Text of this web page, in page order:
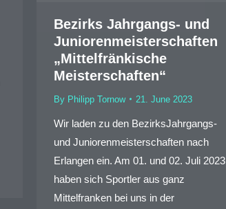
Bezirks Jahrgangs- und
Juniorenmeisterschaften
„Mittelfränkische
Meisterschaften“
By Philipp Tornow 21. June 2023
Wir laden zu den BezirksJahrgangs-
und Juniorenmeisterschaften nach
Erlangen ein. Am 01. und 02. Juli 2023
haben sich Sportler aus ganz
Mittelfranken bei uns in der